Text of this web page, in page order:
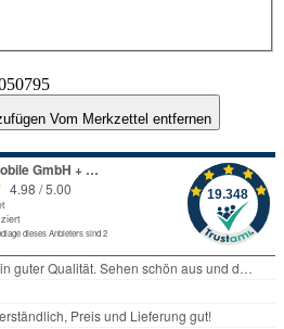
Vom Merkzettel entfernen